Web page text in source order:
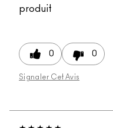
produit
0 0
Signaler Cet Avis